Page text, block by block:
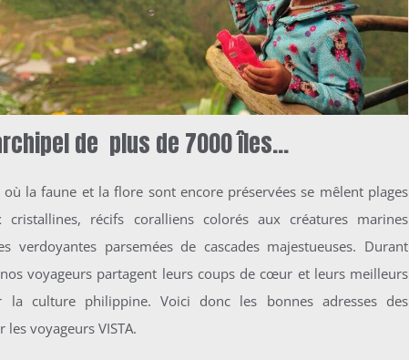
de plus de 7000 îles…
la faune et la flore sont encore préservées se mêlent plages
cristallines, récifs coralliens colorés aux créatures marines
verdoyantes parsemées de cascades majestueuses. Durant
voyageurs partagent leurs coups de cœur et leurs meilleurs
la culture philippine.Voici donc les bonnes adresses des
voyageurs VISTA.